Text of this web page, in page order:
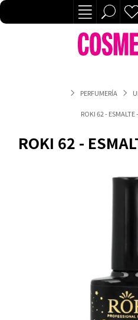
PERFUMERÍA
ROKI 62 - ESMALTE
ROKI 62 -